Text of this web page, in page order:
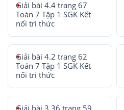
Giải bài 4.4 trang 67
Toán 7 Tập 1 SGK Kết
nối tri thức
Giải bài 4.2 trang 62
Toán 7 Tập 1 SGK Kết
nối tri thức